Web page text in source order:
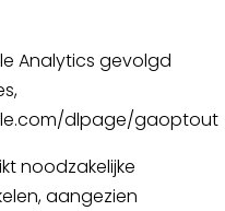
Analytics gevolgd
dlpage/gaoptout
noodzakelijke
aangezien